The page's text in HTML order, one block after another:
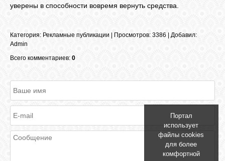
уверены в способности вовремя вернуть средства.
Категория: Рекламные публикации Просмотров: 3386 | Добавил:
Admin
Всего комментариев: 0
Портал
использует
файлы cookies
для более
комфортной